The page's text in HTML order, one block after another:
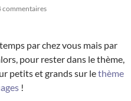
commentaires
par chez vous mais par
pour rester dans le thème,
petits et grands sur lethème
!